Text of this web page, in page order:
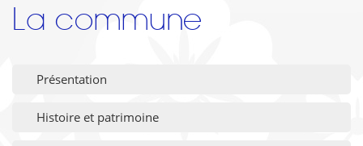
La commune
Présentation
Histoire et patrimoine